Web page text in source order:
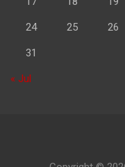
24 25 26
31
« Jul